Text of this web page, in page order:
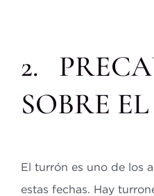
2.
SOBRE
El turrón es uno de los
estas fechas. Hay